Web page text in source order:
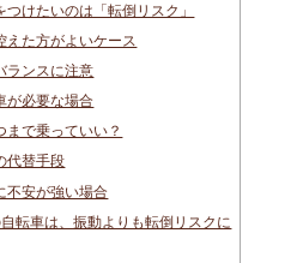
けたいのは「転倒リスク」
えた方がよいケース
ランスに注意
が必要な場合
まで乗っていい？
代替手段
不安が強い場合
転車は、振動よりも転倒リスクに